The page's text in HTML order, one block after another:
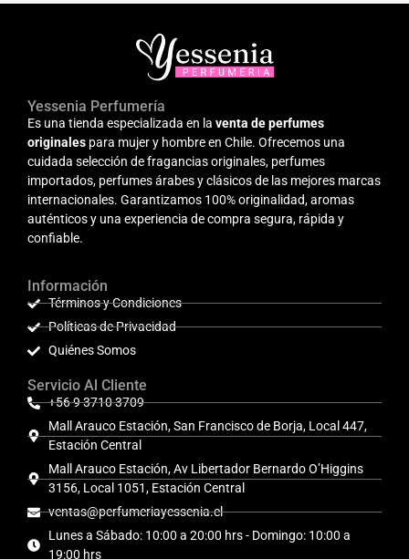
Yessenia Perfumería
Es una tienda especializada en la venta de perfumes
originales para mujer y hombre en Chile. Ofrecemos una
cuidada selección de fragancias originales, perfumes
importados, perfumes árabes y clásicos de las mejores marcas
internacionales. Garantizamos 100% originalidad, aromas
auténticos y una experiencia de compra segura, rápida y
confiable.
Información
Términos y Condiciones
Políticas de Privacidad
Quiénes Somos
Servicio Al Cliente
+56 9 3710 3709
Mall Arauco Estación, San Francisco de Borja, Local 447,
Estación Central
Mall Arauco Estación, Av Libertador Bernardo O’Higgins
3156, Local 1051, Estación Central
ventas@perfumeriayessenia.cl
Lunes a Sábado: 10:00 a 20:00 hrs - Domingo: 10:00 a
19:00 hrs